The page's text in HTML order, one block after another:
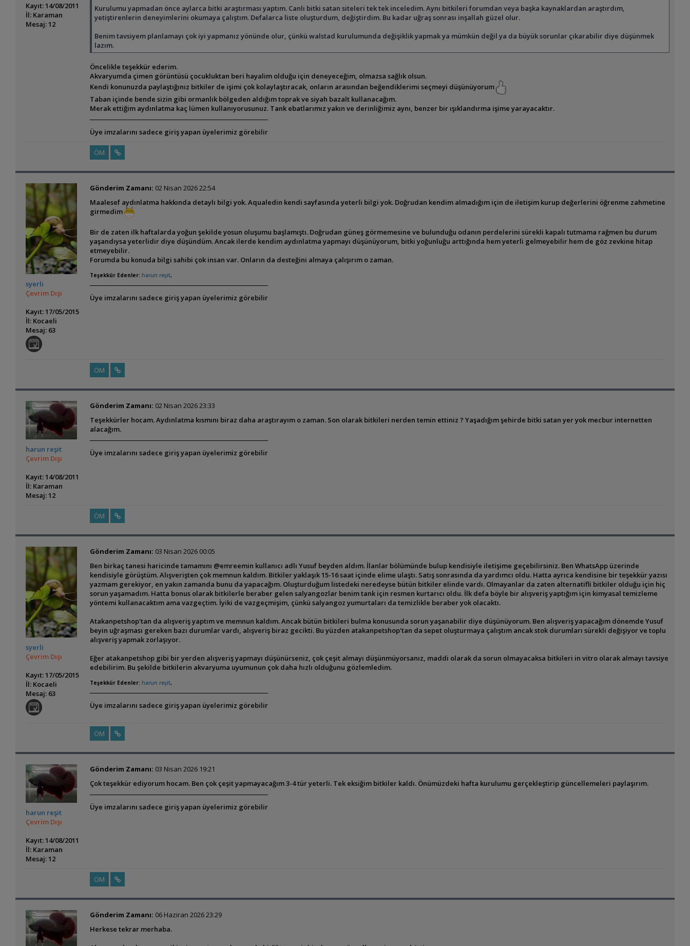
Kayıt: 14/08/2011
İl: Karaman
Mesaj: 12
Kurulumu yapmadan önce aylarca bitki araştırması yaptım. Canlı bitki satan siteleri tek tek inceledim. Aynı bitkileri forumdan veya başka kaynaklardan araştırdım,
yetiştirenlerin deneyimlerini okumaya çalıştım. Defalarca liste oluşturdum, değiştirdim. Bu kadar uğraş sonrası inşallah güzel olur.
Benim tavsiyem planlamayı çok iyi yapmanız yönünde olur, çünkü walstad kurulumunda değişiklik yapmak ya mümkün değil ya da büyük sorunlar çıkarabilir diye düşünmek
lazım.
Öncelikle teşekkür ederim.
Akvaryumda çimen görüntüsü çocukluktan beri hayalim olduğu için deneyeceğim, olmazsa sağlık olsun.
Kendi konunuzda paylaştığınız bitkiler de işimi çok kolaylaştıracak, onların arasından beğendiklerimi seçmeyi düşünüyorum
Taban içinde bende sizin gibi ormanlık bölgeden aldığım toprak ve siyah bazalt kullanacağım.
Merak ettiğim aydınlatma kaç lümen kullanıyorusunuz. Tank ebatlarımız yakın ve derinliğimiz aynı, benzer bir ışıklandırma işime yarayacaktır.
Üye imzalarını sadece giriş yapan üyelerimiz görebilir
ÖM
syerli
Çevrim Dışı
Kayıt: 17/05/2015
İl: Kocaeli
Mesaj: 63
Gönderim Zamanı: 02 Nisan 2026 22:54
Maalesef aydınlatma hakkında detaylı bilgi yok. Aqualedin kendi sayfasında yeterli bilgi yok. Doğrudan kendim almadığım için de iletişim kurup değerlerini öğrenme zahmetine
girmedim
Bir de zaten ilk haftalarda yoğun şekilde yosun oluşumu başlamıştı. Doğrudan güneş görmemesine ve bulunduğu odanın perdelerini sürekli kapalı tutmama rağmen bu durum
yaşandıysa yeterlidir diye düşündüm. Ancak ilerde kendim aydınlatma yapmayı düşünüyorum, bitki yoğunluğu arttığında hem yeterli gelmeyebilir hem de göz zevkine hitap
etmeyebilir.
Forumda bu konuda bilgi sahibi çok insan var. Onların da desteğini almaya çalışırım o zaman.
Teşekkür Edenler: harun reşit,
Üye imzalarını sadece giriş yapan üyelerimiz görebilir
ÖM
harun reşit
Çevrim Dışı
Kayıt: 14/08/2011
İl: Karaman
Mesaj: 12
Gönderim Zamanı: 02 Nisan 2026 23:33
Teşekkürler hocam. Aydınlatma kısmını biraz daha araştırayım o zaman. Son olarak bitkileri nerden temin ettiniz ? Yaşadığım şehirde bitki satan yer yok mecbur internetten
alacağım.
Üye imzalarını sadece giriş yapan üyelerimiz görebilir
ÖM
syerli
Çevrim Dışı
Kayıt: 17/05/2015
İl: Kocaeli
Mesaj: 63
Gönderim Zamanı: 03 Nisan 2026 00:05
Ben birkaç tanesi haricinde tamamını @emreemin kullanıcı adlı Yusuf beyden aldım. İlanlar bölümünde bulup kendisiyle iletişime geçebilirsiniz. Ben WhatsApp üzerinde
kendisiyle görüştüm. Alışverişten çok memnun kaldım. Bitkiler yaklaşık 15-16 saat içinde elime ulaştı. Satış sonrasında da yardımcı oldu. Hatta ayrıca kendisine bir teşekkür yazısı
yazmam gerekiyor, en yakın zamanda bunu da yapacağım. Oluşturduğum listedeki neredeyse bütün bitkiler elinde vardı. Olmayanlar da zaten alternatifli bitkiler olduğu için hiç
sorun yaşamadım. Hatta bonus olarak bitkilerle beraber gelen salyangozlar benim tank için resmen kurtarıcı oldu. İlk defa böyle bir alışveriş yaptığım için kimyasal temizleme
yöntemi kullanacaktım ama vazgeçtim. İyiki de vazgeçmişim, çünkü salyangoz yumurtaları da temizlikle beraber yok olacaktı.
Atakanpetshop'tan da alışveriş yaptım ve memnun kaldım. Ancak bütün bitkileri bulma konusunda sorun yaşanabilir diye düşünüyorum. Ben alışveriş yapacağım dönemde Yusuf
beyin uğraşması gereken bazı durumlar vardı, alışveriş biraz gecikti. Bu yüzden atakanpetshop'tan da sepet oluşturmaya çalıştım ancak stok durumları sürekli değişiyor ve toplu
alışveriş yapmak zorlaşıyor.
Eğer atakanpetshop gibi bir yerden alışveriş yapmayı düşünürseniz, çok çeşit almayı düşünmüyorsanız, maddi olarak da sorun olmayacaksa bitkileri in vitro olarak almayı tavsiye
edebilirim. Bu şekilde bitkilerin akvaryuma uyumunun çok daha hızlı olduğunu gözlemledim.
Teşekkür Edenler: harun reşit,
Üye imzalarını sadece giriş yapan üyelerimiz görebilir
ÖM
harun reşit
Çevrim Dışı
Kayıt: 14/08/2011
İl: Karaman
Mesaj: 12
Gönderim Zamanı: 03 Nisan 2026 19:21
Çok teşekkür ediyorum hocam. Ben çok çeşit yapmayacağım 3-4 tür yeterli. Tek eksiğim bitkiler kaldı. Önümüzdeki hafta kurulumu gerçekleştirip güncellemeleri paylaşırım.
Üye imzalarını sadece giriş yapan üyelerimiz görebilir
ÖM
Gönderim Zamanı: 06 Haziran 2026 23:29
Herkese tekrar merhaba.